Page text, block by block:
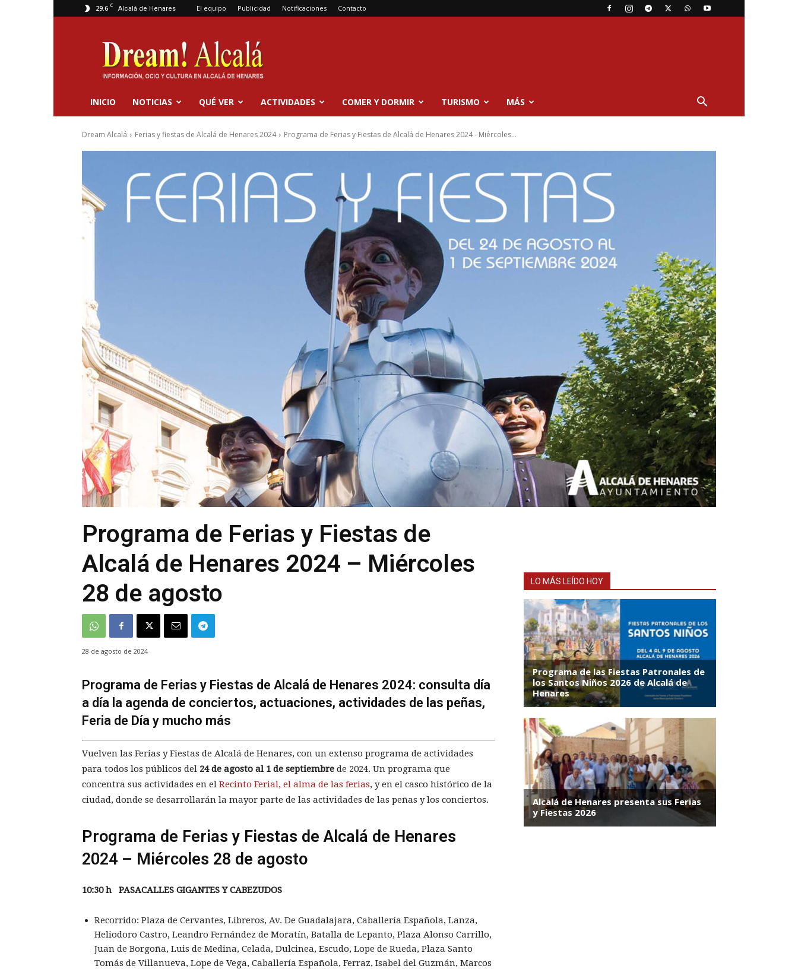
29.6 C Alcalá de Henares El equipo Publicidad Notificaciones Contacto
Dream
Alcalá
INICIO NOTICIAS QUÉ VER ACTIVIDADES COMER Y DORMIR TURISMO MÁS
Dream Alcalá Ferias y fiestas de Alcalá de Henares 2024 Programa de Ferias y Fiestas de Alcalá de Henares 2024 - Miércoles...
Programa de Ferias y Fiestas de
Alcalá de Henares 2024 – Miércoles
28 de agosto
28 de agosto de 2024
Programa de Ferias y Fiestas de Alcalá de Henares 2024: consulta día
a día la agenda de conciertos, actuaciones, actividades de las peñas,
Feria de Día y mucho más
Vuelven las Ferias y Fiestas de Alcalá de Henares, con un extenso programa de actividades
para todos los públicos del 24 de agosto al 1 de septiembre de 2024. Un programa que
concentra sus actividades en el Recinto Ferial, el alma de las ferias, y en el casco histórico de la
ciudad, donde se desarrollarán la mayor parte de las actividades de las peñas y los conciertos.
Programa de Ferias y Fiestas de Alcalá de Henares
2024 – Miércoles 28 de agosto
10:30 h PASACALLES GIGANTES Y CABEZUDOS
Recorrido: Plaza de Cervantes, Libreros, Av. De Guadalajara, Caballería Española, Lanza,
Heliodoro Castro, Leandro Fernández de Moratín, Batalla de Lepanto, Plaza Alonso Carrillo,
Juan de Borgoña, Luis de Medina, Celada, Dulcinea, Escudo, Lope de Rueda, Plaza Santo
Tomás de Villanueva, Lope de Vega, Caballería Española, Ferraz, Isabel del Guzmán, Marcos
LO MÁS LEÍDO HOY